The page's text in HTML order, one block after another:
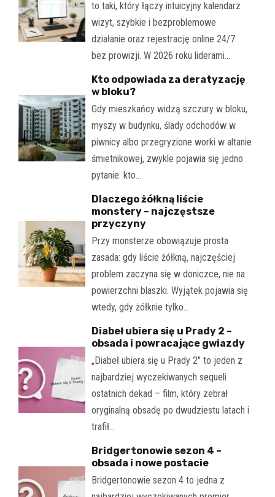
to taki, który łączy intuicyjny kalendarz
wizyt, szybkie i bezproblemowe
działanie oraz rejestrację online 24/7
bez prowizji. W 2026 roku liderami…
Kto odpowiada za deratyzację
w bloku?
Gdy mieszkańcy widzą szczury w bloku,
myszy w budynku, ślady odchodów w
piwnicy albo przegryzione worki w altanie
śmietnikowej, zwykle pojawia się jedno
pytanie: kto…
Dlaczego żółkną liście
monstery – najczęstsze
przyczyny
Przy monsterze obowiązuje prosta
zasada: gdy liście żółkną, najczęściej
problem zaczyna się w doniczce, nie na
powierzchni blaszki. Wyjątek pojawia się
wtedy, gdy żółknie tylko…
Diabeł ubiera się u Prady 2 –
obsada i powracające gwiazdy
„Diabeł ubiera się u Prady 2" to jeden z
najbardziej wyczekiwanych sequeli
ostatnich dekad – film, który zebrał
oryginalną obsadę po dwudziestu latach i
trafił…
Bridgertonowie sezon 4 –
obsada i nowe postacie
Bridgertonowie sezon 4 to jedna z